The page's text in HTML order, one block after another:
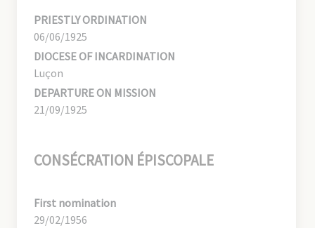
PRIESTLY ORDINATION
06/06/1925
DIOCESE OF INCARDINATION
Luçon
DEPARTURE ON MISSION
21/09/1925
CONSÉCRATION ÉPISCOPALE
First nomination
29/02/1956